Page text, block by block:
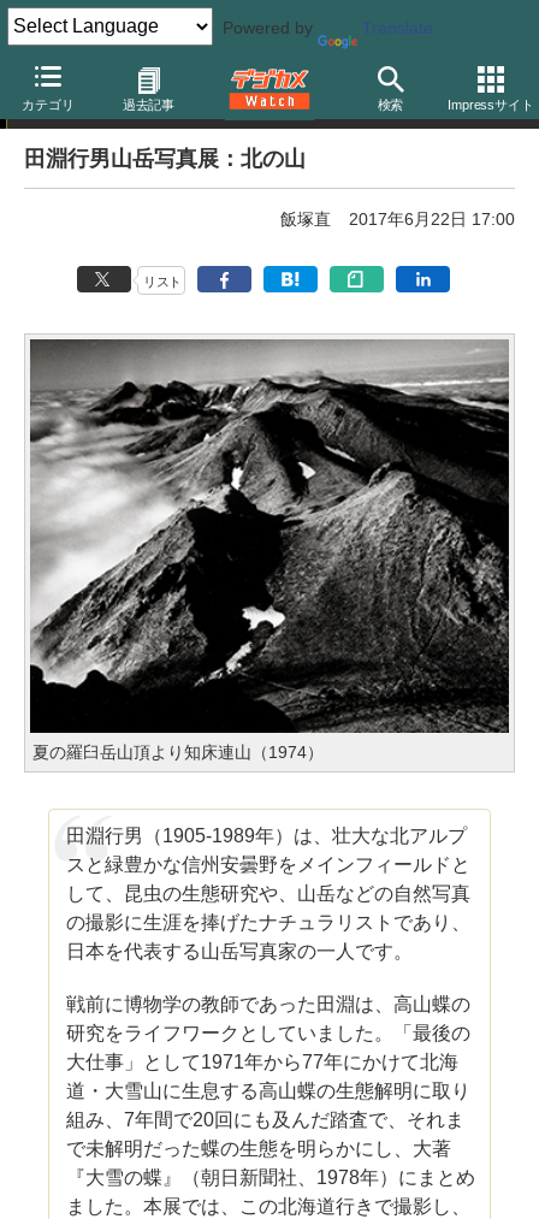
Powered by Translate
カテゴリ 過去記事 検索 Impressサイト
写真展告知
田淵行男山岳写真展：北の山
飯塚直 2017年6月22日 17:00
リスト
夏の羅臼岳山頂より知床連山（1974）
田淵行男（1905-1989年）は、壮大な北アルプ
スと緑豊かな信州安曇野をメインフィールドと
して、昆虫の生態研究や、山岳などの自然写真
の撮影に生涯を捧げたナチュラリストであり、
日本を代表する山岳写真家の一人です。
戦前に博物学の教師であった田淵は、高山蝶の
研究をライフワークとしていました。「最後の
大仕事」として1971年から77年にかけて北海
道・大雪山に生息する高山蝶の生態解明に取り
組み、7年間で20回にも及んだ踏査で、それま
で未解明だった蝶の生態を明らかにし、大著
『大雪の蝶』（朝日新聞社、1978年）にまとめ
ました。本展では、この北海道行きで撮影し、